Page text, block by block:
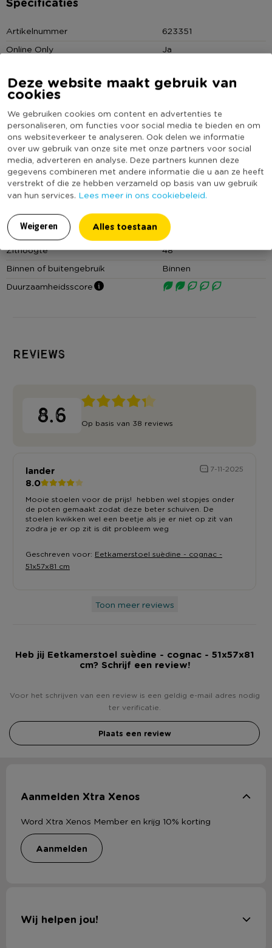
Deze website maakt gebruik van
cookies
We gebruiken cookies om content en advertenties te
personaliseren, om functies voor social media te bieden en om
ons websiteverkeer te analyseren. Ook delen we informatie
over uw gebruik van onze site met onze partners voor social
media, adverteren en analyse. Deze partners kunnen deze
gegevens combineren met andere informatie die u aan ze heeft
verstrekt of die ze hebben verzameld op basis van uw gebruik
van hun services. Lees meer in ons cookiebeleid.
Weigeren Alles toestaan
* Eetkamerstoel Suèdine
* In twee kleuren
* Zithoogte: 47 cm
* Thuis monteren
Schroef de poten in een handomdraai op de zitting!
Artikelnummer
623351
Online Only
Ja
Maximaal draagvermogen (kg)
100
Producthoogte (cm)
81
Kleur
Bruin
Met armleuning
Nee
Minimale bestelhoeveelheid
2
Productdiepte (cm)
51
Zitbreedte
51
Zitdiepte
43
Zithoogte
48
Binnen of buitengebruik
Binnen
Duurzaamheidsscore
Reviews
8.6 Op basis van 38 reviews
lander 7-11-2025
8.0
Mooie stoelen voor de prijs! hebben wel stopjes onder
de poten gemaakt zodat deze beter schuiven. De
stoelen kwikken wel een beetje als je er niet op zit van
zodra je er op zit is dit probleem weg
Geschreven voor: Eetkamerstoel suèdine - cognac -
51x57x81 cm
Toon meer reviews
Heb jij Eetkamerstoel suèdine - cognac - 51x57x81
cm? Schrijf een review!
Voor het schrijven van een review is een geldig e-mail adres nodig
ter verificatie.
Plaats een review
Aanmelden Xtra Xenos
Word Xtra Xenos Member en krijg 10% korting
aanmelden
Wij helpen jou!